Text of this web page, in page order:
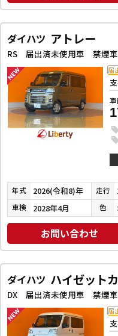
ダイハツ アトレー
届
年式 2026(令和8)年 走行
車検 2028年4月 色
お問い合わせ
ダイハツ ハイゼット
届